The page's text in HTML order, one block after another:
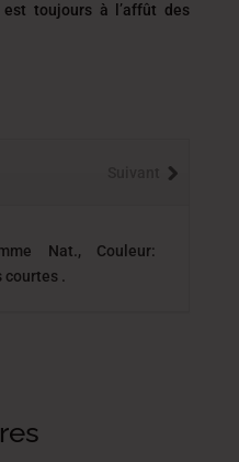
est toujours à l’affût des
Nat., Couleur:
courtes .